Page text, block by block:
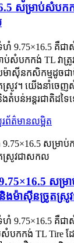
សម្រាប់សំបក
9.75×16.5 គឺជាសំ
ប់សំបកកង់ TL វាត្រូ
ាស៊ីនកសិកម្មដូចជា
ស្រូវ។ យើងនាំចេ
ងតំបន់អន្តរជាតិដទៃ
ព័ត៌មានលម្អិត
សម្រ
ងម៉ាស៊ីនច្រូតស្រូ
9.75×16.5 គឺជាសំ
បកកង់ TL Tire ដែ